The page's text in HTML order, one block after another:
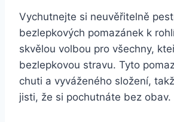
Vychutnejte si neuvěřitelně
bezlepkových pomazánek k
skvělou volbou pro všechny,
bezlepkovou stravu. Tyto
chuti a vyváženého složení,
jisti, že si pochutnáte bez obav.